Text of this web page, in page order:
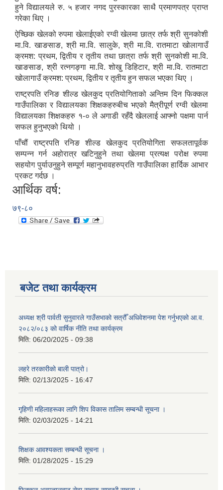
हुने विद्यालयले रु. ५ हजार नगद पुरस्कारका साथै प्रमाणपत्र प्राप्त
गरेका थिए ।
ऐच्छिक खेलको रुपमा खेलाईएको रग्वी खेलमा छात्र तर्फ श्री सुनकोशी
मा.वि. खाङसाङ, श्री मा.वि. सालुके, श्री मा.वि. रातमाटा खोलागाउँ
क्रमश: प्रथम, द्वितीय र तृतीय तथा छात्रा तर्फ श्री सुनकोशी मा.वि.
खाङसाङ, श्री रत्नगङ्गा मा.वि. शोखु डिहिटार, श्री मा.वि. रातमाटा
खोलागाउँ क्रमश: प्रथम, द्वितीय र तृतीय हुन सफल भएका थिए ।
राष्ट्रपति रनिङ शील्ड खेलकुद प्रतियोगिताको अन्तिम दिन फिक्कल
गाउँपालिका र विद्यालयका शिक्षकहरुबीच भएको मैत्रीपूर्ण रग्वी खेलमा
विद्यालयका शिक्षकहरु १-० ले अगाडी रहँदै खेललाई आफ्नो पक्षमा पार्न
सफल हुनुभएको थियो ।
पाँचौं राष्ट्रपति रनिङ शील्ड खेलकुद प्रतियोगिता सफलतापूर्वक
सम्पन्न गर्न अहोरात्र खटिनुहुने तथा खेलमा प्रत्यक्ष परोक्ष रुपमा
सहयोग पुर्याउनुहुने सम्पूर्ण महानुभावहरुप्रति गाउँपालिका हार्दिक आभार
प्रकट गर्दछ ।
आर्थिक वर्ष:
७९-८०
बजेट तथा कार्यक्रम
अध्यक्ष श्री पार्वती सुनुवारले गाउँसभाको सत्रौँ अधिवेशनमा पेश गर्नुभएको आ.व.
२०८२/०८३ को वार्षिक नीति तथा कार्यक्रम
मिति: 06/20/2025 - 09:38
लहरे तरकारीको बाली पात्रो।
मिति: 02/13/2025 - 16:47
गृहिणी महिलाहरूका लागि शिप विकास तालिम सम्बन्धी सूचना ‌।
मिति: 02/03/2025 - 14:21
शिक्षक आवश्यकता सम्बन्धी सूचना ।
मिति: 01/28/2025 - 15:29